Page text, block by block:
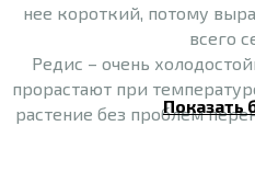
нее короткий, потому
всего
Редис – очень
прорастают при
растение без проблемПоказать